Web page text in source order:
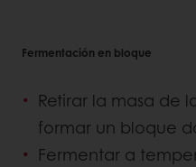
Fermentación en bloque
Retirar la masa de
formar un bloque
Fermentar a